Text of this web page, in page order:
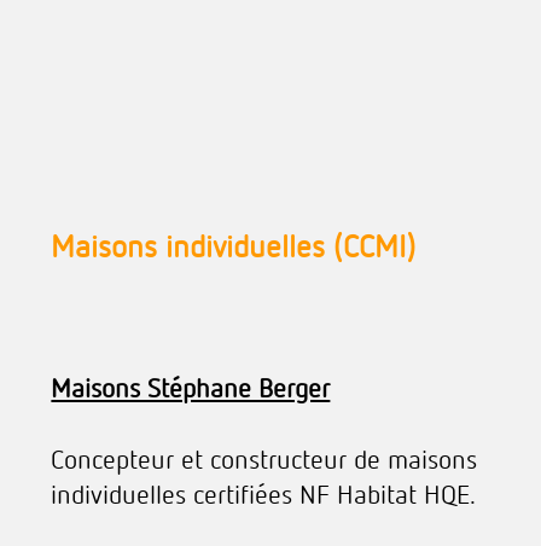
Maisons individuelles (CCMI)
Maisons Stéphane Berger
Concepteur et constructeur de maisons
individuelles certifiées NF Habitat HQE.